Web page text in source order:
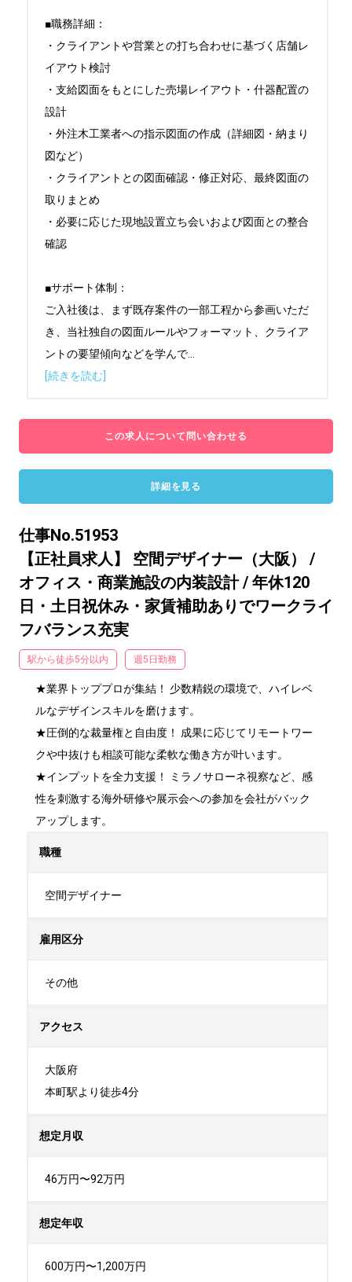
■職務詳細：
・クライアントや営業との打ち合わせに基づく店舗レ
イアウト検討
・支給図面をもとにした売場レイアウト・什器配置の
設計
・外注木工業者への指示図面の作成（詳細図・納まり
図など）
・クライアントとの図面確認・修正対応、最終図面の
取りまとめ
・必要に応じた現地設置立ち会いおよび図面との整合
確認
■サポート体制：
ご入社後は、まず既存案件の一部工程から参画いただ
き、当社独自の図面ルールやフォーマット、クライア
ントの要望傾向などを学んで
[続きを読む]
この求人について問い合わせる
詳細を見る
仕事No.51953
【正社員求人】 空間デザイナー（大阪） /
オフィス・商業施設の内装設計 / 年休120
日・土日祝休み・家賃補助ありでワークライ
フバランス充実
駅から徒歩5分以内 週5日勤務
★業界トッププロが集結！ 少数精鋭の環境で、ハイレベ
ルなデザインスキルを磨けます。
★圧倒的な裁量権と自由度！ 成果に応じてリモートワー
クや中抜けも相談可能な柔軟な働き方が叶います。
★インプットを全力支援！ ミラノサローネ視察など、感
性を刺激する海外研修や展示会への参加を会社がバック
アップします。
職種
空間デザイナー
雇用区分
その他
アクセス
大阪府
本町駅より徒歩4分
想定月収
46万円〜92万円
想定年収
600万円〜1,200万円